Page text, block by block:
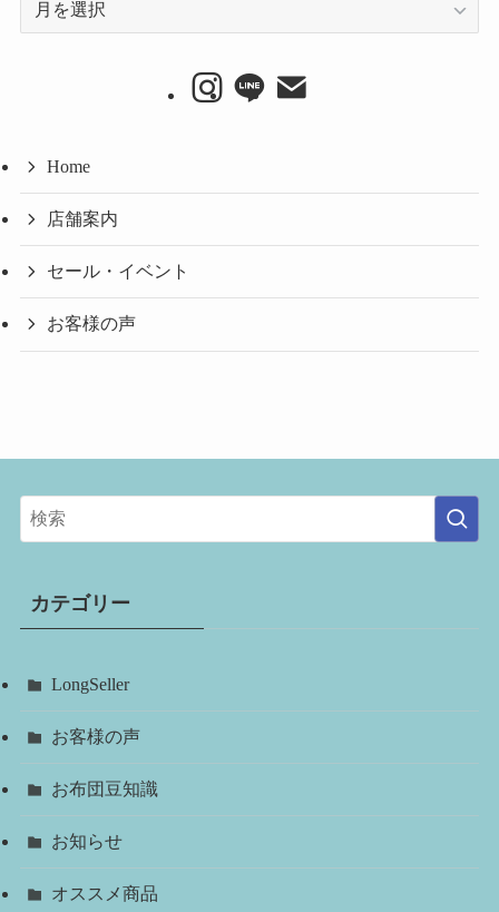
Home
店舗案内
セール・イベント
お客様の声
カテゴリー
LongSeller
お客様の声
お布団豆知識
お知らせ
オススメ商品